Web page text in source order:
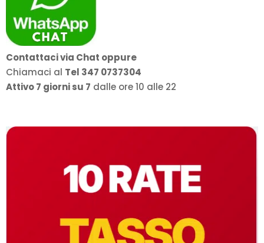
Contattaci via Chat oppure
Chiamaci al Tel 347 0737304
Attivo 7 giorni su 7 dalle ore 10 alle 22